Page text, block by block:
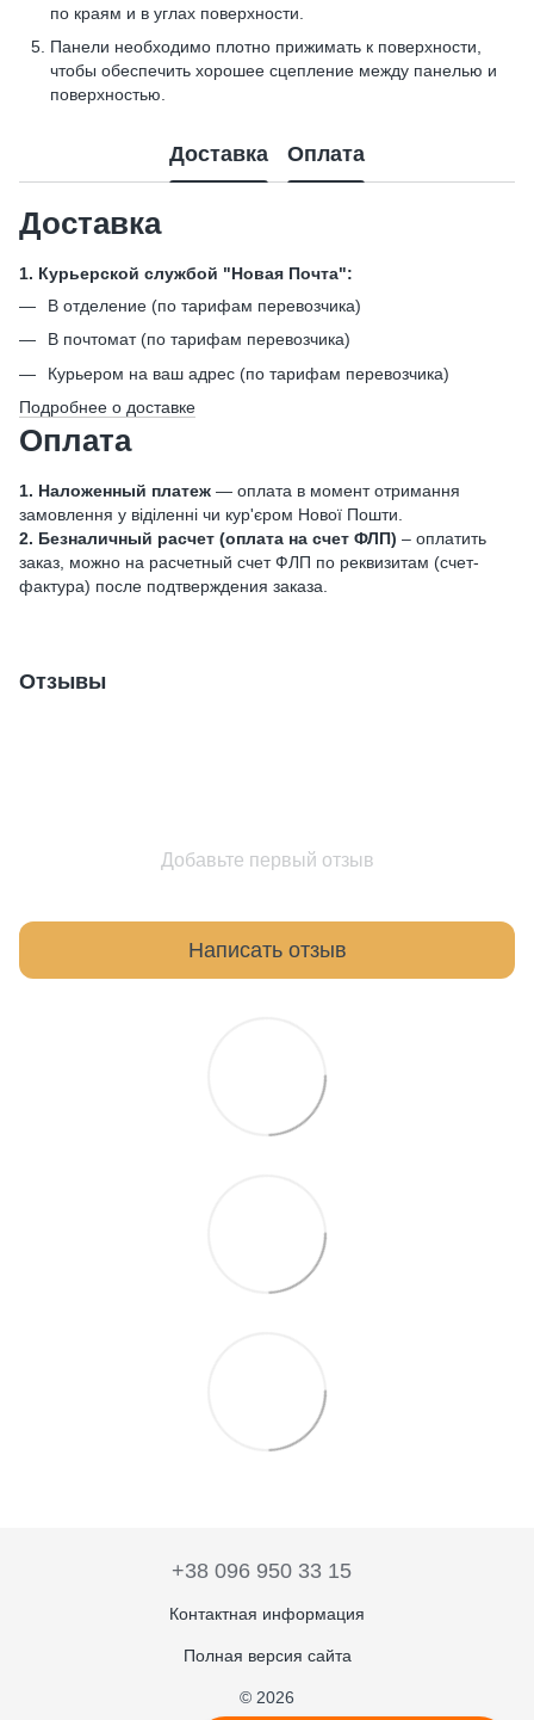
по краям и в углах поверхности.
Панели необходимо плотно прижимать к поверхности,
чтобы обеспечить хорошее сцепление между панелью и
поверхностью.
Доставка Оплата
Доставка
1. Курьерской службой "Новая Почта":
В отделение (по тарифам перевозчика)
В почтомат (по тарифам перевозчика)
Курьером на ваш адрес (по тарифам перевозчика)
Подробнее о доставке
Оплата
1. Наложенный платеж — оплата в момент отримання
замовлення у віділенні чи кур'єром Нової Пошти.
2. Безналичный расчет (оплата на счет ФЛП) – оплатить
заказ, можно на расчетный счет ФЛП по реквизитам (счет-
фактура) после подтверждения заказа.
Отзывы
Добавьте первый отзыв
Написать отзыв
+38 096 950 33 15
Контактная информация
Полная версия сайта
© 2026